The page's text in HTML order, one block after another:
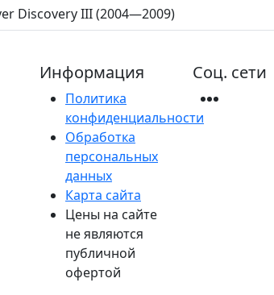
Discovery III (2004—2009)
Информация
Политика
конфиденциальности
Обработка
персональных
данных
Карта сайта
Цены на сайте
не являются
публичной
офертой
Соц. сети